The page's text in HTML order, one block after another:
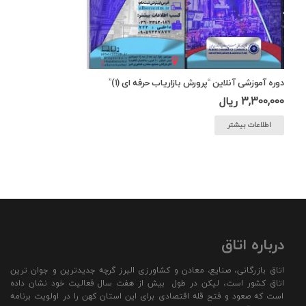
دوره آموزشی آنلاین “پرورش بازاریاب حرفه ای (۱)”
3,300,000 ریال
اطلاعات بیشتر
درباره اتاق
اتاق بازرگانی، صنایع، معادن و کشاورزی البرز گرچه جدیدترین و جوان ترین
اتاق کشور است، لیکن در طول بیش از هفت سال فعالیت خود نشان داده
است که صعود و فتح قله اقتصادی برای این استان کهن را در اولویت برنامه